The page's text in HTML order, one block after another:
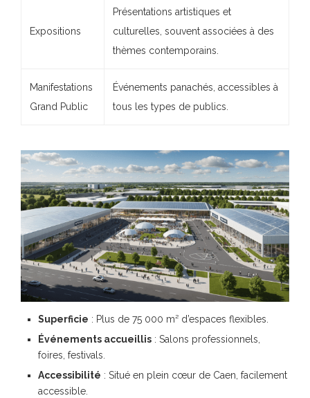
Expositions
Présentations artistiques et
culturelles, souvent associées à des
thèmes contemporains.
Manifestations
Grand Public
Événements panachés, accessibles à
tous les types de publics.
Superficie : Plus de 75 000 m² d’espaces flexibles.
Événements accueillis : Salons professionnels,
foires, festivals.
Accessibilité : Situé en plein cœur de Caen, facilement
accessible.